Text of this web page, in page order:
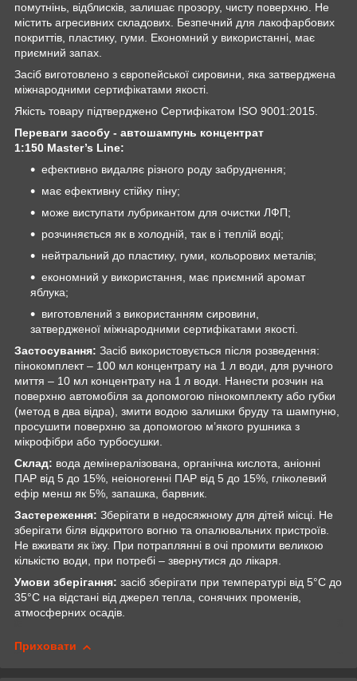
помутнінь, відблисків, залишає прозору, чисту поверхню. Не
містить агресивних складових. Безпечний для лакофарбових
покриттів, пластику, гуми. Економний у використанні, має
приємний запах.
Засіб виготовлено з європейської сировини, яка затверджена
міжнародними сертифікатами якості.
Якість товару підтверджено Сертифікатом ISO 9001:2015.
Переваги засобу - автошампунь концентрат
1:150 Master’s Line:
ефективно видаляє різного роду забруднення;
має ефективну стійку піну;
може виступати лубрикантом для очистки ЛФП;
розчиняється як в холодній, так в і теплій воді;
нейтральний до пластику, гуми, кольорових металів;
економний у використання, має приємний аромат
яблука;
виготовлений з використанням сировини,
затвердженої міжнародними сертифікатами якості.
Застосування: Засіб використовується після розведення:
пінокомплект – 100 мл концентрату на 1 л води, для ручного
миття – 10 мл концентрату на 1 л води. Нанести розчин на
поверхню автомобіля за допомогою пінокомплекту або губки
(метод в два відра), змити водою залишки бруду та шампуню,
просушити поверхню за допомогою м’якого рушника з
мікрофібри або турбосушки.
Склад: вода демінералізована, органічна кислота, аніонні
ПАР від 5 до 15%, неіоногенні ПАР від 5 до 15%, гліколевий
ефір менш як 5%, запашка, барвник.
Застереження: Зберігати в недосяжному для дітей місці. Не
зберігати біля відкритого вогню та опалювальних пристроїв.
Не вживати як їжу. При потраплянні в очі промити великою
кількістю води, при потребі – звернутися до лікаря.
Умови зберігання: засіб зберігати при температурі від 5°С до
35°С на відстані від джерел тепла, сонячних променів,
атмосферних осадів.
Приховати